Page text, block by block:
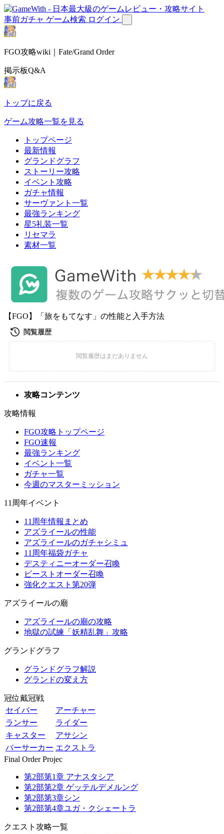
事前ガチャ ゲーム検索 ログイン
FGO攻略wiki｜Fate/Grand Order
掲示板Q&A
トップに戻る
ゲーム攻略一覧を見る
トップページ
最新情報
グランドグラフ
ストーリー攻略
イベント攻略
ガチャ情報
サーヴァント一覧
最強ランキング
星5礼装一覧
リセマラ
素材一覧
【FGO】「旅をもてなす」の性能と入手方法
攻略コンテンツ
攻略情報
FGO攻略トップページ
FGO速報
最強ランキング
イベント一覧
ガチャ一覧
今週のマスターミッション
11周年イベント
11周年情報まとめ
アズライールの性能
アズライールのガチャシミュ
11周年福袋ガチャ
デスティニーオーダー召喚
ビーストオーダー召喚
強化クエスト第20弾
アズライールの廟
アズライールの廟の攻略
地獄の試練「妖精乱舞」攻略
グランドグラフ
グランドグラフ解説
グランドの変え方
冠位戴冠戦
セイバー
アーチャー
ランサー
ライダー
キャスター
アサシン
バーサーカー エクストラ
Final Order Projec
第2部第1章 アナスタシア
第2部第2章 ゲッテルデメルング
第2部第3章シン
第2部第4章ユガ・クシェートラ
クエスト攻略一覧